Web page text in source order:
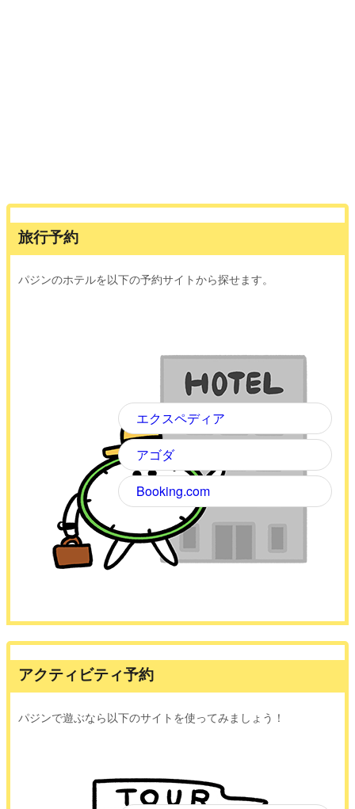
旅行予約
パジンのホテルを以下の予約サイトから探せます。
エクスペディア
アゴダ
Booking.com
アクティビティ予約
パジンで遊ぶなら以下のサイトを使ってみましょう！